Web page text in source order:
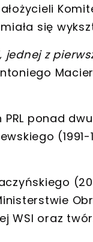
się
jednej z
PRL ponad
WSI oraz